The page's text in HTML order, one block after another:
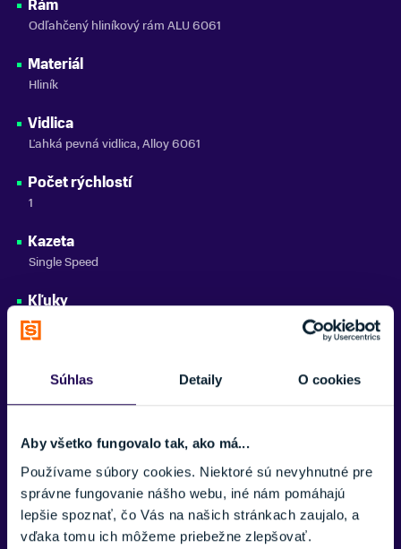
Súhlas Detaily O cookies
Aby všetko fungovalo tak, ako má...
Používame súbory cookies. Niektoré sú nevyhnutné pre
správne fungovanie nášho webu, iné nám pomáhajú
lepšie spoznať, čo Vás na našich stránkach zaujalo, a
vďaka tomu ich môžeme priebežne zlepšovať.
do 100 kg
Woom
Rám
Odľahčený hliníkový rám ALU 6061
Materiál
Hliník
Vidlica
Ľahká pevná vidlica, Alloy 6061
Počet rýchlostí
1
Kazeta
Single Speed
Kľuky
Alloy
V-brake, ergonomické páčky pre deti
Zapuzdrené Alloy s priemyselnými ložiskami
Ráfiky
Superľahké dvojité hliníkové ráfiky
Plášte